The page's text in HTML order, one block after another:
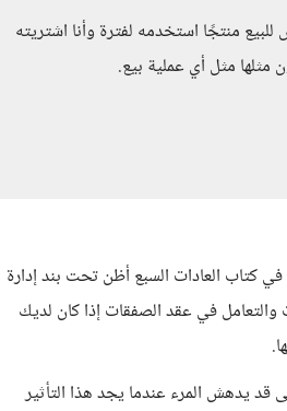
منتجًا استخدمه لفترة وأنا اشتريته
مثلها مثل أي عملية بيع.
كتاب العادات السبع أظن تحت بند إدارة
في عقد الصفقات إذا كان لديك
قد يدهش المرء عندما يجد هذا التأثير